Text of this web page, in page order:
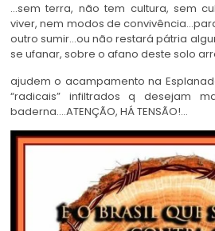
…sem terra, não tem cultura, sem
viver, nem modos de
outro sumir…ou não restará pátria
se ufanar, sobre o afano deste solo
ajudem o acampamento na
“radicais” infiltrados q desejam
baderna….ATENÇÃO, HÁ TENSÃO!…